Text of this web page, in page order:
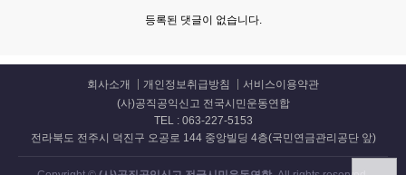
등록된 댓글이 없습니다.
회사소개 개인정보취급방침
서비스이용약관
(사)공직공익신고 전국시민운동연합
TEL : 063-227-5153
전라북도 전주시 덕진구 오공로 144 중앙빌딩 4층(국민연금관리공단 앞)